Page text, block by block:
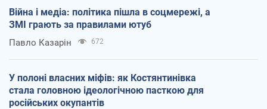
Війна і медіа: політика пішла в соцмережі, а
ЗМІ грають за правилами ютуб
Павло Казарін 672
У полоні власних міфів: як Костянтинівка
стала головною ідеологічною пасткою для
російських окупантів